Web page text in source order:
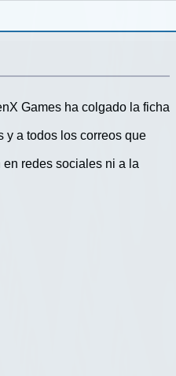
Games ha colgado la ficha
y a todos los correos que
redes sociales ni a la